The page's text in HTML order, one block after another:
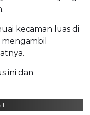
kecaman luas di
mengambil
ini dan